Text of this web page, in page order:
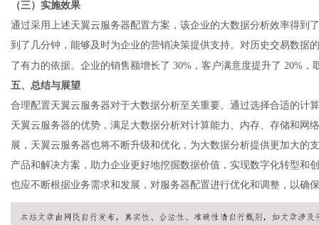
（三）实施效果
通过采用上述天翼云服务器配置方案，该企业的大数据分析效率得到
到了几分钟，能够及时为企业的营销决策提供支持。对历史交易数据
了有力的依据。企业的销售额增长了 30%，客户满意度提升了 20%
五、总结与展望
合理配置天翼云服务器对于大数据分析至关重要。通过选择合适的计
天翼云服务器的优势，满足大数据分析对计算能力、内存、存储和网
展，天翼云服务器也将不断升级和优化，为大数据分析提供更加大的
产品和解决方案，助力企业更好地挖掘数据价值，实现数字化转型和
也应不断根据业务需求和发展，对服务器配置进行优化和调整，以确